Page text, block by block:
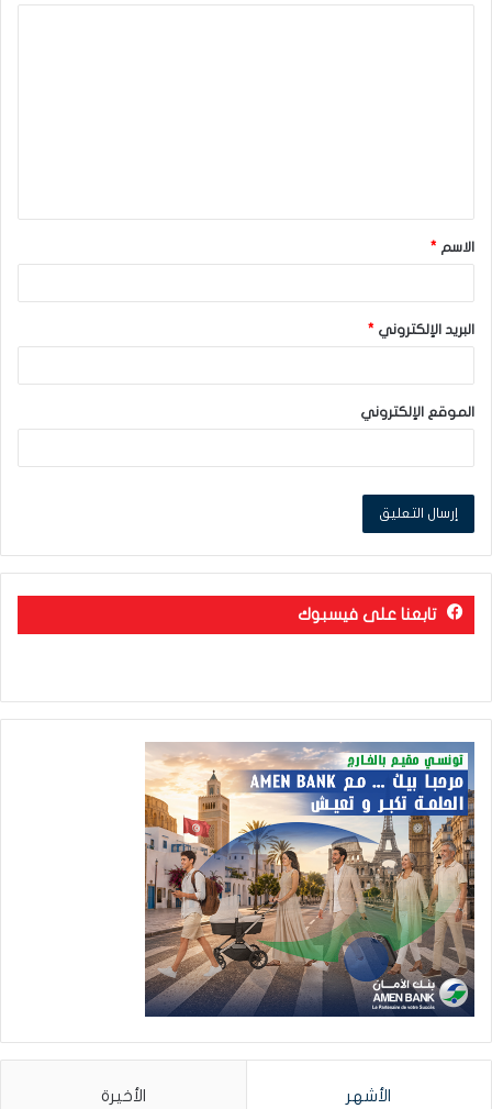
ق
*
الاسم *
البريد الإلكتروني *
الموقع الإلكتروني
تابعنا على فيسبوك
الأشهر الأخيرة